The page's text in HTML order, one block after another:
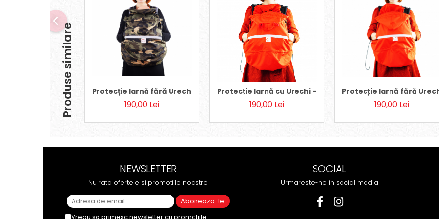
Produse similare Protecție Iarnă fără Urechi - Cargo/Kaki
190,00 Lei
Protecție Iarnă cu Urechi - Red/Red
190,00 Lei
Protecție Iarnă fără
190,00 Lei
NEWSLETTER
Nu rata ofertele si promotiile noastre
Vreau sa primesc newsletter cu promotiile
SOCIAL
Urmareste-ne in social media